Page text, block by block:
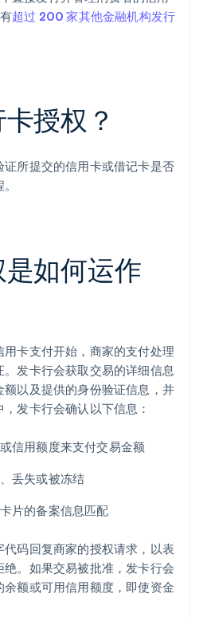
超过 200 家其他金融机构发行
授权？
所提交的信用卡或借记卡是否
如何运作
卡支付开始，商家的支付处理
发卡行会获取交易的详细信息
以及提供的身份验证信息，并
发卡行会确认以下信息：
信用额度来支付交易金额
丢失或被冻结
片的备案信息匹配
码回复商家的授权请求，以表
。如果交易被批准，发卡行会
额或可用信用额度，即使资金